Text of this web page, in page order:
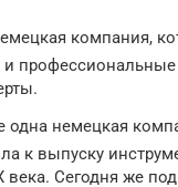
компания,
профессиональные
одна немецкая
к выпуску
века. Сегодня же